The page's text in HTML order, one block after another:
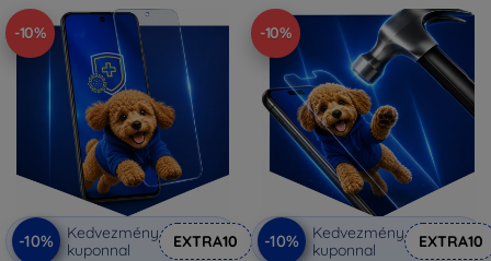
-10%
-10%
Kedvezmény
kuponnal
EXTRA10
-10%
-10%
Kedvezmény
kuponnal
EXTRA10